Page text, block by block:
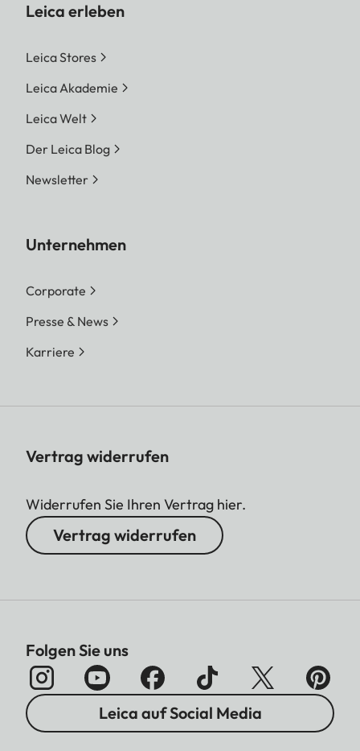
Leica erleben
Leica Stores
Leica Akademie
Leica Welt
Der Leica Blog
Newsletter
Unternehmen
Corporate
Presse & News
Karriere
Vertrag widerrufen
Widerrufen Sie Ihren Vertrag hier.
Vertrag widerrufen
Folgen Sie uns
Leica auf Social Media